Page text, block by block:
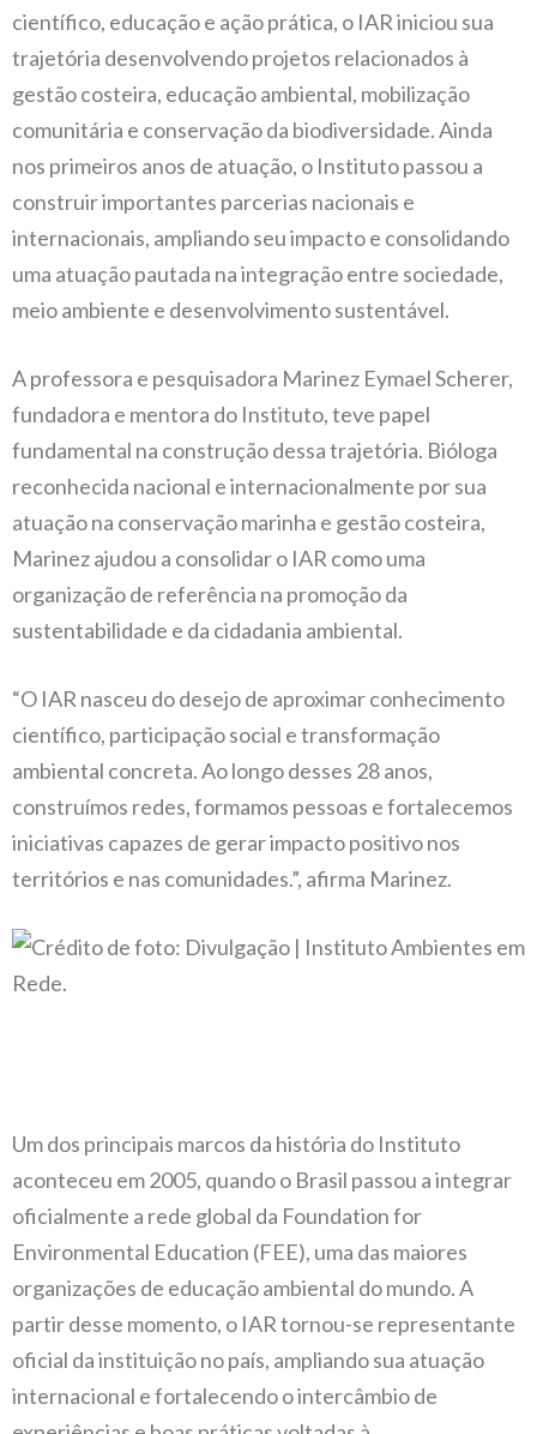
científico, educação e ação prática, o IAR iniciou sua
trajetória desenvolvendo projetos relacionados à
gestão costeira, educação ambiental, mobilização
comunitária e conservação da biodiversidade. Ainda
nos primeiros anos de atuação, o Instituto passou a
construir importantes parcerias nacionais e
internacionais, ampliando seu impacto e consolidando
uma atuação pautada na integração entre sociedade,
meio ambiente e desenvolvimento sustentável.
A professora e pesquisadora Marinez Eymael Scherer,
fundadora e mentora do Instituto, teve papel
fundamental na construção dessa trajetória. Bióloga
reconhecida nacional e internacionalmente por sua
atuação na conservação marinha e gestão costeira,
Marinez ajudou a consolidar o IAR como uma
organização de referência na promoção da
sustentabilidade e da cidadania ambiental.
“O IAR nasceu do desejo de aproximar conhecimento
científico, participação social e transformação
ambiental concreta. Ao longo desses 28 anos,
construímos redes, formamos pessoas e fortalecemos
iniciativas capazes de gerar impacto positivo nos
territórios e nas comunidades.”, afirma Marinez.
Um dos principais marcos da história do Instituto
aconteceu em 2005, quando o Brasil passou a integrar
oficialmente a rede global da Foundation for
Environmental Education (FEE), uma das maiores
organizações de educação ambiental do mundo. A
partir desse momento, o IAR tornou-se representante
oficial da instituição no país, ampliando sua atuação
internacional e fortalecendo o intercâmbio de